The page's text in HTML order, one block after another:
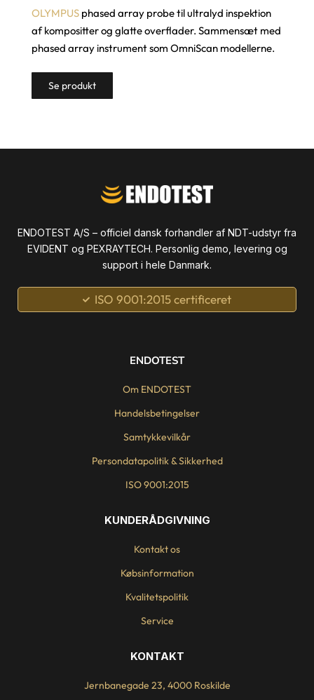
OLYMPUS phased array probe til ultralyd inspektion
af kompositter og glatte overflader. Sammensæt med
phased array instrument som OmniScan modellerne.
Se produkt
ENDOTEST A/S – officiel dansk forhandler af NDT-udstyr fra
EVIDENT og PEXRAYTECH. Personlig demo, levering og
support i hele Danmark.
ISO 9001:2015 certificeret
ENDOTEST
Om ENDOTEST
Handelsbetingelser
Samtykkevilkår
Persondatapolitik & Sikkerhed
ISO 9001:2015
KUNDERÅDGIVNING
Kontakt os
Købsinformation
Kvalitetspolitik
Service
KONTAKT
Jernbanegade 23, 4000 Roskilde